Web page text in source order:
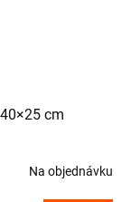
cm
Na objednávku